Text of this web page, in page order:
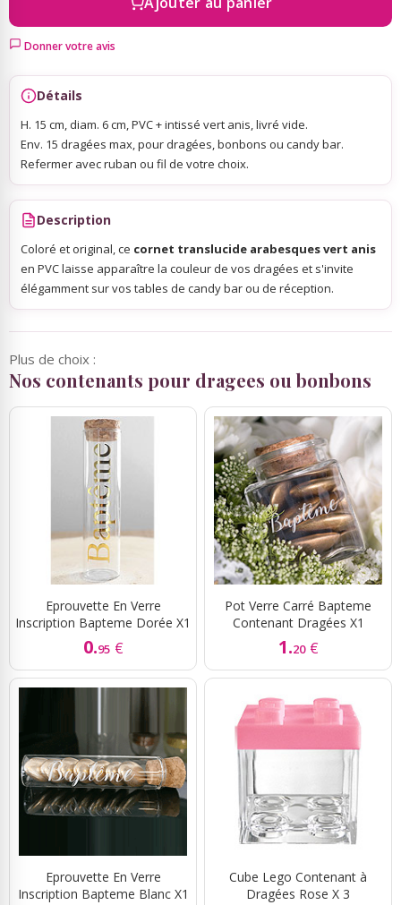
Sky Lanterns
Rubans Tulle Organdi
Scrapbooking, Loisirs Créatifs
Donner votre avis
Détails
H. 15 cm, diam. 6 cm, PVC + intissé vert anis, livré vide.
Env. 15 dragées max, pour dragées, bonbons ou candy bar.
Refermer avec ruban ou fil de votre choix.
Description
Coloré et original, ce cornet translucide arabesques vert anis
en PVC laisse apparaître la couleur de vos dragées et s'invite
élégamment sur vos tables de candy bar ou de réception.
Plus de choix :
Nos contenants pour dragees ou bonbons
Eprouvette En Verre
Inscription Bapteme Dorée X1
0.95 €
Pot Verre Carré Bapteme
Contenant Dragées X1
1.20 €
Eprouvette En Verre
Inscription Bapteme Blanc X1
Cube Lego Contenant à
Dragées Rose X 3